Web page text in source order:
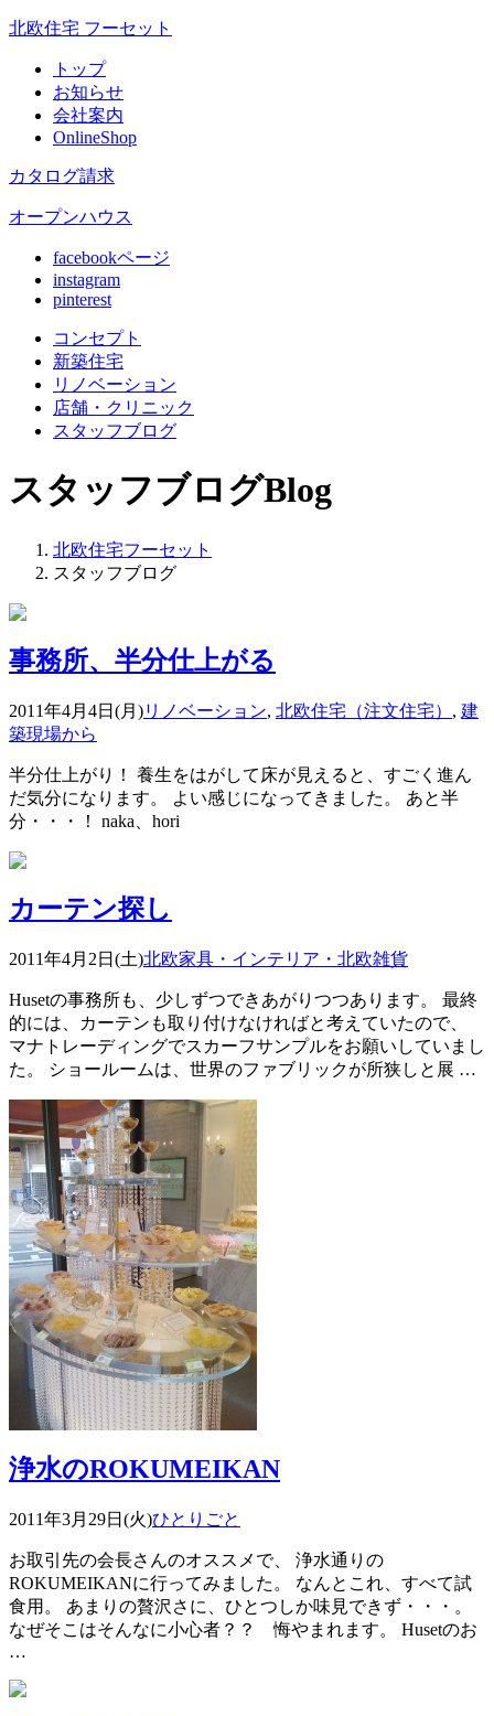
北欧住宅 フーセット
トップ
お知らせ
会社案内
OnlineShop
カタログ請求
オープンハウス
facebookページ
instagram
pinterest
コンセプト
新築住宅
リノベーション
店舗 ・クリニック
スタッフブログ
スタッフブログBlog
北欧住宅フーセット
スタッフブログ
事務所、半分仕上がる
2011年4月4日(月)リノベーション, 北欧住宅（注文住宅） , 建
築現場から
半分仕上がり！ 養生をはがして床が見えると、すごく進ん
だ気分になります。 よい感じになってきました。 あと半
分・・・！ naka、hori
カーテン探し
2011年4月2日(土)北欧家具・インテリア・北欧雑貨
Husetの事務所も、少しずつできあがりつつあります。 最終
的には、カーテンも取り付けなければと考えていたので、
マナトレーディングでスカーフサンプルをお願いしていまし
た。 ショールームは、世界のファブリックが所狭しと展 …
浄水のROKUMEIKAN
2011年3月29日(火)ひとりごと
お取引先の会長さんのオススメで、 浄水通りの
ROKUMEIKANに行ってみました。 なんとこれ、すべて試
食用。 あまりの贅沢さに、ひとつしか味見できず・・・。
なぜそこはそんなに小心者？？ 悔やまれます。 Husetのお
…